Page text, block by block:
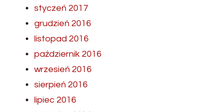
styczeń 2017
grudzień 2016
listopad 2016
październik 2016
wrzesień 2016
sierpień 2016
lipiec 2016